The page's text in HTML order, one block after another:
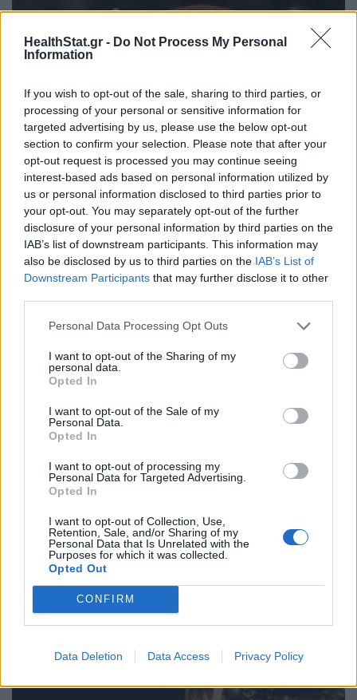
HealthStat.gr - Do Not Process My Personal
Information
If you wish to opt-out of the sale, sharing to third parties, or
processing of your personal or sensitive information for
targeted advertising by us, please use the below opt-out
section to confirm your selection. Please note that after your
opt-out request is processed you may continue seeing
interest-based ads based on personal information utilized by
us or personal information disclosed to third parties prior to
your opt-out. You may separately opt-out of the further
disclosure of your personal information by third parties on the
IAB’s list of downstream participants. This information may
also be disclosed by us to third parties on the IAB’s List of
Downstream Participants that may further disclose it to other
Personal Data Processing Opt Outs
I want to opt-out of the Sharing of my
personal data.
Opted In
I want to opt-out of the Sale of my
Personal Data.
Opted In
I want to opt-out of processing my
Personal Data for Targeted Advertising.
Opted In
I want to opt-out of Collection, Use,
Retention, Sale, and/or Sharing of my
Personal Data that Is Unrelated with the
Purposes for which it was collected.
Opted Out
CONFIRM
Data Deletion Data Access Privacy Policy
Αλεπούδες σε κατοικημένες περιοχές: «Μην τις
πλησιάζετε και μην τις ταΐζετε», προειδοποιεί ο
ΕΟΔΥ
ΕΠΙΚΑΙΡΌΤΗΤΑ 31/07/2026 - 15:51
ΠΑΓΝΗ: Αρχίζει η δοκιμή ενός νέου φαρμάκου για
την άνοια σε ασθενείς
ΕΠΙΚΑΙΡΌΤΗΤΑ 28/07/2026 - 15:34